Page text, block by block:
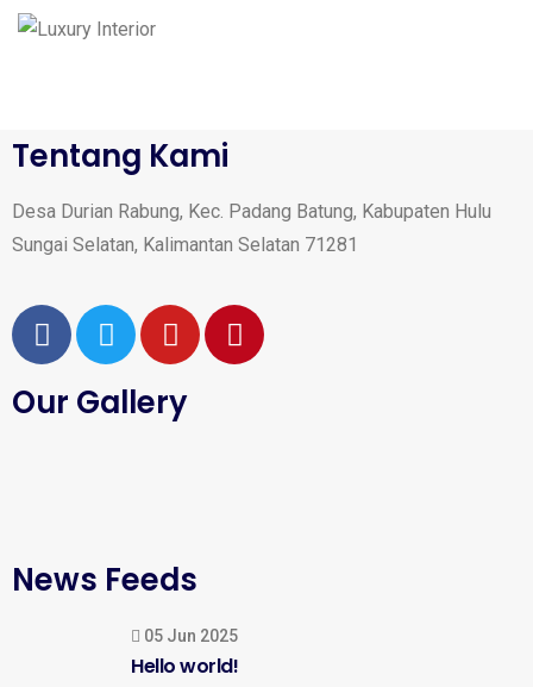
Tentang Kami
Desa Durian Rabung, Kec. Padang Batung, Kabupaten Hulu
Sungai Selatan, Kalimantan Selatan 71281
Our Gallery
News Feeds
05 Jun 2025
Hello world!